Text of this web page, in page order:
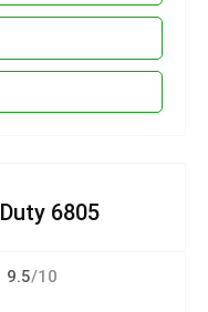
6805
9.5/10